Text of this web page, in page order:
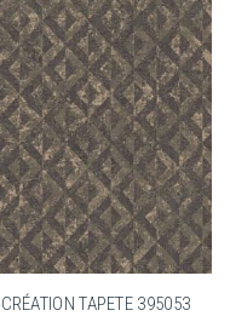
TAPETE 395053